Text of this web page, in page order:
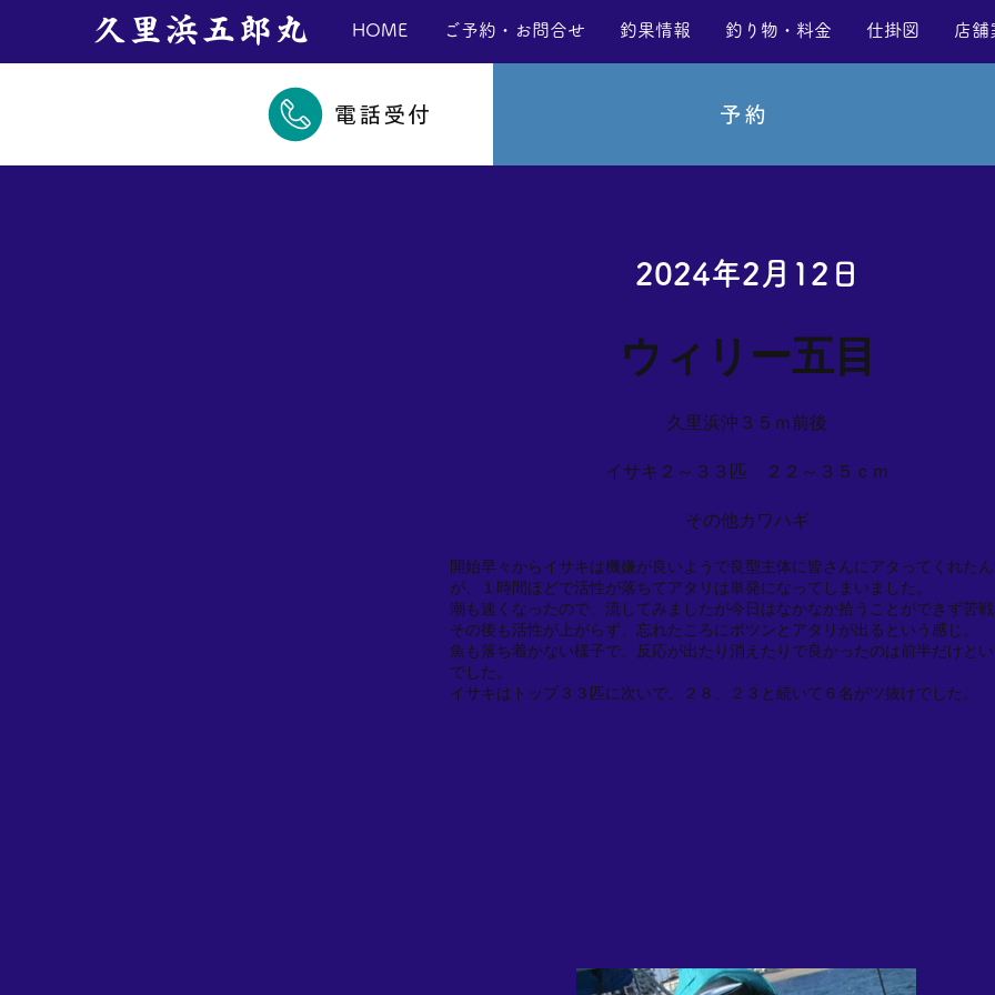
​久里浜五郎丸 HOME ご予約・お問合せ 釣果情報 釣り物・料金 仕掛図 店舗
電話受付 予約
2024年2月12日
ウィリー五目
久里浜沖３５ｍ前後
イサキ２～３３匹 ２２～３５ｃｍ
その他カワハギ
開始早々からイサキは機嫌が良いようで良型主体に皆さんにアタってくれた
が、１時間ほどで活性が落ちてアタリは単発になってしまいました。
潮も速くなったので、流してみましたが今日はなかなか拾うことができず苦戦
その後も活性が上がらず、忘れたころにポツンとアタリが出るという感じ。
魚も落ち着かない様子で、反応が出たり消えたりで良かったのは前半だけとい
でした。
イサキはトップ３３匹に次いで、２８、２３と続いて６名がツ抜けでした。